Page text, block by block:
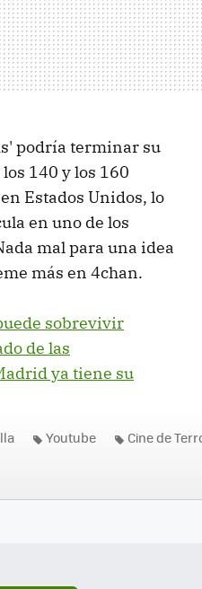
podría terminar su
140 y los 160
Estados Unidos, lo
en uno de los
mal para una idea
más en 4chan.
sobrevivir
de las
ya tiene su
Youtube Cine de